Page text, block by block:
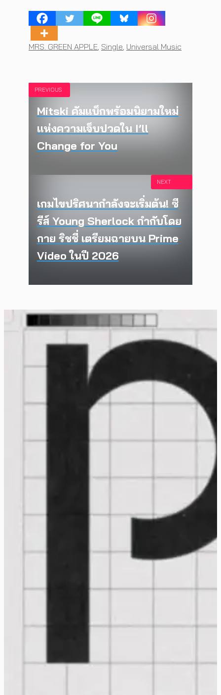
Tags
MRS. GREEN APPLE Single Universal Music
PREVIOUS
Mitski คัมแบ็กพร้อมนิยามใหม่
แห่งความเจ็บปวดใน I’ll
Change for You
เกมไขปริศนากำลังจะเริ่มต้น! ซี
รีส์ Young Sherlock กำกับโดย
กาย ริชชี่ เตรียมฉายบน Prime
Video ในปี 2026
NEXT